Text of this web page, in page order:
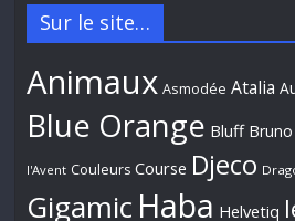
Sur le site…
Animaux Asmodée Atalia
Blue Orange Bluff
l'Avent Couleurs Course Djeco
Gigamic Haba Helvetiq